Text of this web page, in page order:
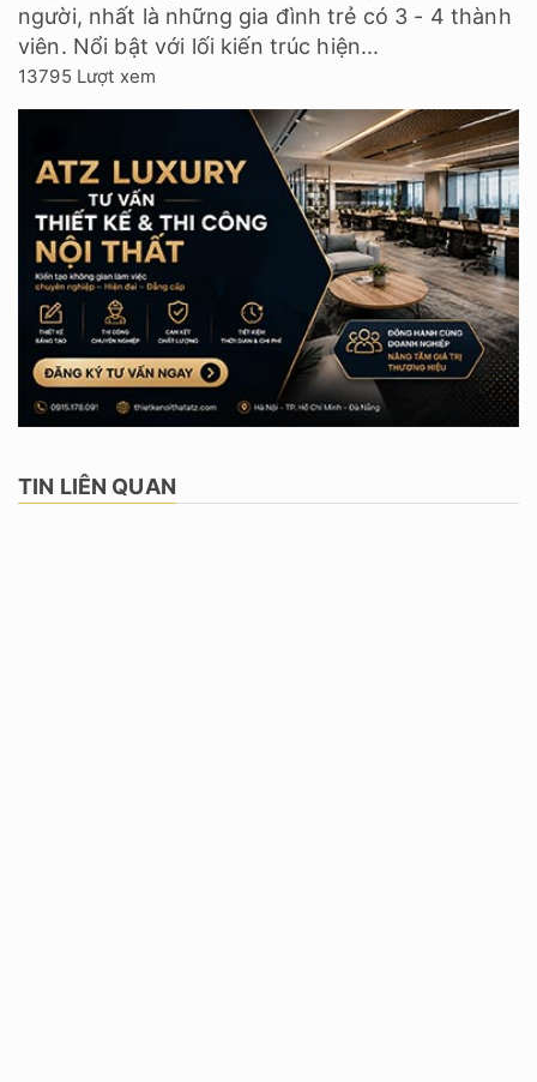
người, nhất là những gia đình trẻ có 3 - 4 thành
viên. Nổi bật với lối kiến trúc hiện...
13795 Lượt xem
TIN LIÊN QUAN